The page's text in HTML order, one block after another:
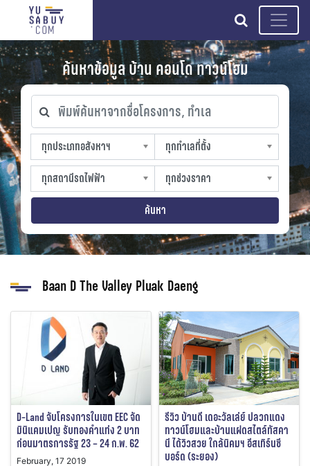
search
ค้นหาข้อมูล บ้าน คอนโด ทาวน์โฮม
พิมพ์ค้นหาจากชื่อโครงการ, ทำเล
ทุกประเภทอสังหาฯ
ทุกประเภทอสังหาฯ
sproperty
ทุกทำเลที่ตั้ง
ทุกทำเลที่ตั้ง
slocation
ทุกสถานีรถไฟฟ้า
ทุกสถานีรถไฟฟ้า
strain-station
ทุกช่วงราคา
ทุกช่วงราคา
sprice
ค้นหา
Baan D The Valley Pluak Daeng
D-Land จับโครงการในเขต EEC จัด
มินิแคมเปญ รับทองคำแท่ง 2 บาท
ก่อนมาตรการรัฐ 23 – 24 ก.พ. 62
February, 17 2019
รีวิว บ้านดี เดอะวัลเล่ย์ ปลวกแดง
ทาวน์โฮมและบ้านแฝดสไตล์ทัสคา
นี ได้วิวสวย ใกล้นิคมฯ อีสเทิร์นซี
บอร์ด (ระยอง)